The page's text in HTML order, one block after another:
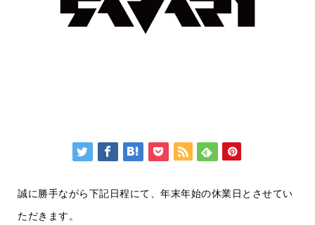
誠に勝手ながら下記日程にて、年末年始の休業日とさせてい
ただきます。